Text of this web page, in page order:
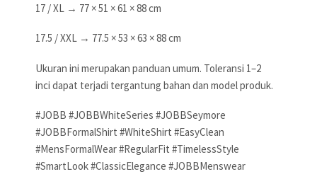
17 / XL → 77 × 51 × 61 × 88 cm
17.5 / XXL → 77.5 × 53 × 63 × 88 cm
Ukuran ini merupakan panduan umum. Toleransi 1–2
inci dapat terjadi tergantung bahan dan model produk.
#JOBB #JOBBWhiteSeries #JOBBSeymore
#JOBBFormalShirt #WhiteShirt #EasyClean
#MensFormalWear #RegularFit #TimelessStyle
#SmartLook #ClassicElegance #JOBBMenswear